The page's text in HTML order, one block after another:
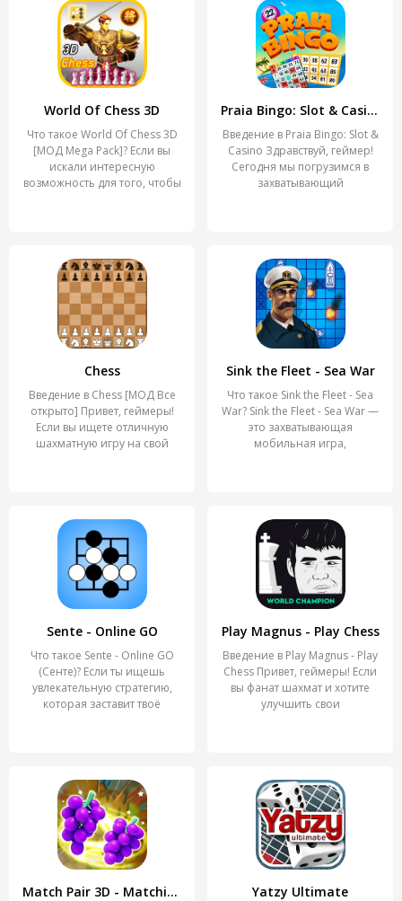
World Of Chess 3D
Что такое World Of Chess 3D
[МОД Mega Pack]? Если вы
искали интересную
возможность для того, чтобы
Praia Bingo: Slot & Casino
Введение в Praia Bingo: Slot &
Casino Здравствуй, геймер!
Сегодня мы погрузимся в
захватывающий
Chess
Введение в Chess [МОД Все
открыто] Привет, геймеры!
Если вы ищете отличную
шахматную игру на свой
Sink the Fleet - Sea War
Что такое Sink the Fleet - Sea
War? Sink the Fleet - Sea War —
это захватывающая
мобильная игра,
Sente - Online GO
Что такое Sente - Online GO
(Сенте)? Если ты ищешь
увлекательную стратегию,
которая заставит твоё
Play Magnus - Play Chess
Введение в Play Magnus - Play
Chess Привет, геймеры! Если
вы фанат шахмат и хотите
улучшить свои
Match Pair 3D - Matching Game Yatzy Ultimate